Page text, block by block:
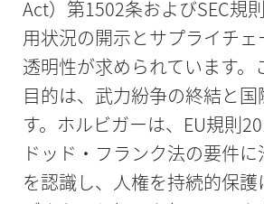
Act）第1502条およびSEC規
用状況の開示とサプライチェ
透明性が求められています。
目的は、武力紛争の終結と
す。ホルビガーは、EU規則
ドッド・フランク法の要件
を認識し、人権を持続的保護